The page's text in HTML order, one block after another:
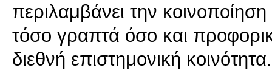
περιλαμβάνει την
τόσο γραπτά όσο και
διεθνή επιστημονική κοινότητα.